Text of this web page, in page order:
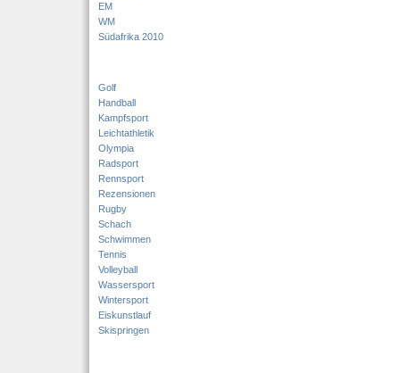
EM
WM
Südafrika 2010
Golf
Handball
Kampfsport
Leichtathletik
Olympia
Radsport
Rennsport
Rezensionen
Rugby
Schach
Schwimmen
Tennis
Volleyball
Wassersport
Wintersport
Eiskunstlauf
Skispringen